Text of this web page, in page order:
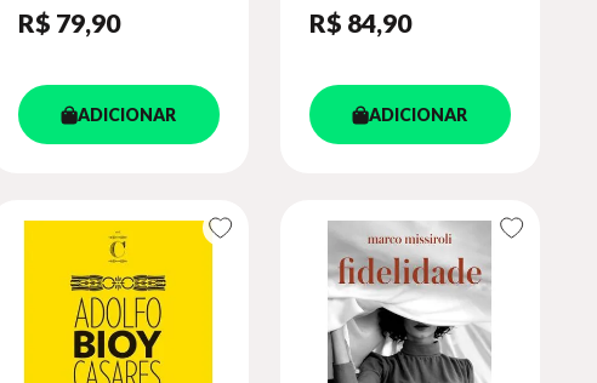
R$ 79,90
ADICIONAR
R$ 84,90
ADICIONAR